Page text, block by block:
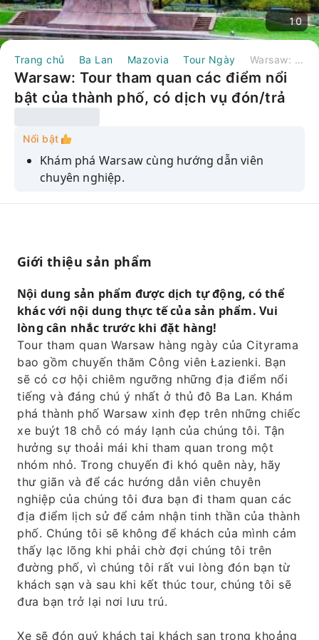
10
Trang chủ Ba Lan Mazovia Tour Ngày Warsaw: Tour tham quan các điểm nổi bật của thành phố, có dịch vụ đón/trả khách tại khách sạn | Ba Lan
Warsaw: Tour tham quan các điểm nổi
bật của thành phố, có dịch vụ đón/trả
Nổi bật
Khám phá Warsaw cùng hướng dẫn viên
chuyên nghiệp.
Chiêm ngưỡng vẻ đẹp của Cung điện Lazienki
Hãy khám phá lịch sử hấp dẫn của Phố Cổ khi
ghé thăm Lâu đài Squ
Giới thiệu sản phẩm
Nội dung sản phẩm được dịch tự động, có thể
khác với nội dung thực tế của sản phẩm. Vui
lòng cân nhắc trước khi đặt hàng!
Tour tham quan Warsaw hàng ngày của Cityrama
bao gồm chuyến thăm Công viên Łazienki. Bạn
sẽ có cơ hội chiêm ngưỡng những địa điểm nổi
tiếng và đáng chú ý nhất ở thủ đô Ba Lan. Khám
phá thành phố Warsaw xinh đẹp trên những chiếc
xe buýt 18 chỗ có máy lạnh của chúng tôi. Tận
hưởng sự thoải mái khi tham quan trong một
nhóm nhỏ. Trong chuyến đi khó quên này, hãy
thư giãn và để các hướng dẫn viên chuyên
nghiệp của chúng tôi đưa bạn đi tham quan các
địa điểm lịch sử để cảm nhận tinh thần của thành
phố. Chúng tôi sẽ không để khách của mình cảm
thấy lạc lõng khi phải chờ đợi chúng tôi trên
đường phố, vì chúng tôi rất vui lòng đón bạn từ
khách sạn và sau khi kết thúc tour, chúng tôi sẽ
đưa bạn trở lại nơi lưu trú.
Xe sẽ đón quý khách tại khách sạn trong khoảng